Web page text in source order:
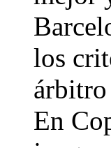
los
En